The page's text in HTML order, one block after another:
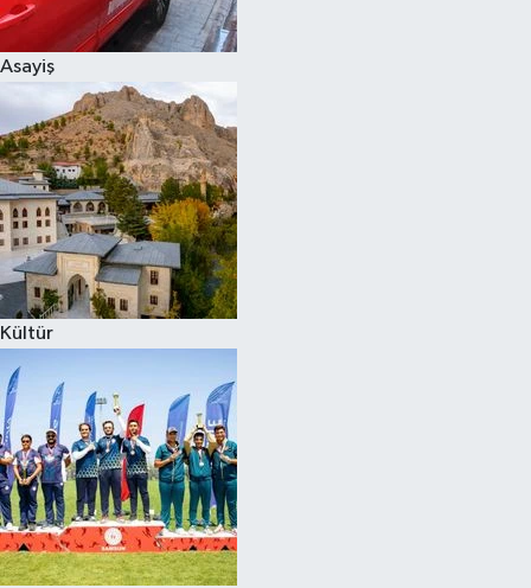
Asayiş
Kültür